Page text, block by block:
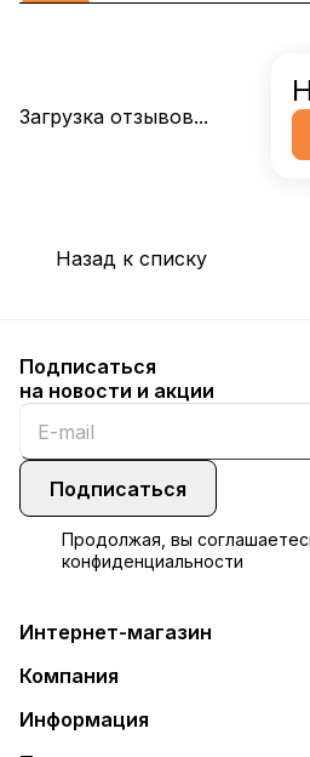
Загрузка отзывов...
Назад к списку
Подписаться
на новости и акции
Подписаться
Продолжая, вы
конфиденциальности
Интернет-магазин
Компания
Информация